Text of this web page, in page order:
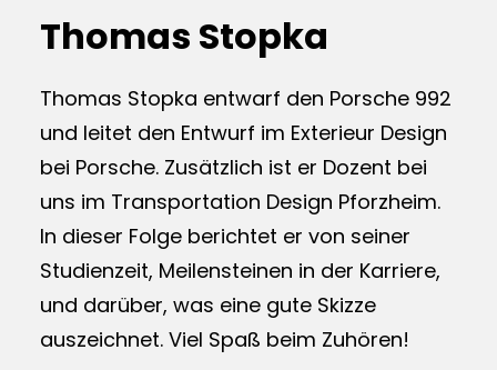
Thomas Stopka
Thomas Stopka entwarf den Porsche 992
und leitet den Entwurf im Exterieur Design
bei Porsche. Zusätzlich ist er Dozent bei
uns im Transportation Design Pforzheim.
In dieser Folge berichtet er von seiner
Studienzeit, Meilensteinen in der Karriere,
und darüber, was eine gute Skizze
auszeichnet. Viel Spaß beim Zuhören!